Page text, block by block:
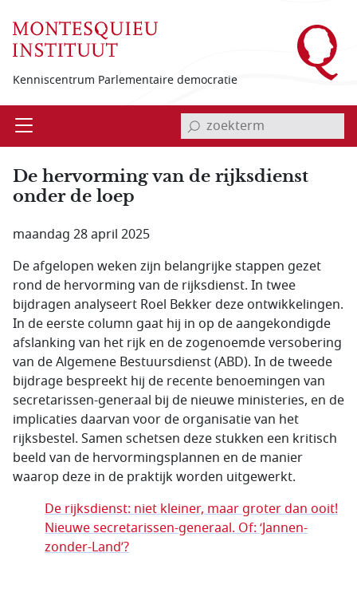
Kenniscentrum Parlementaire democratie
Open invoerveld zoekterm
De hervorming van de rijksdienst
onder de loep
maandag 28 april 2025
De afgelopen weken zijn belangrijke stappen gezet
rond de hervorming van de rijksdienst. In twee
bijdragen analyseert Roel Bekker deze ontwikkelingen.
In de eerste column gaat hij in op de aangekondigde
afslanking van het rijk en de zogenoemde versobering
van de Algemene Bestuursdienst (ABD). In de tweede
bijdrage bespreekt hij de recente benoemingen van
secretarissen-generaal bij de nieuwe ministeries, en de
implicaties daarvan voor de organisatie van het
rijksbestel. Samen schetsen deze stukken een kritisch
beeld van de hervormingsplannen en de manier
waarop deze in de praktijk worden uitgewerkt.
De rijksdienst: niet kleiner, maar groter dan ooit!
Nieuwe secretarissen-generaal. Of: ‘Jannen-
zonder-Land’?